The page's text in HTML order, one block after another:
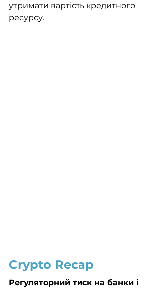
утримати вартість кредитного
ресурсу.
Crypto Recap
Регуляторний тиск на банки і